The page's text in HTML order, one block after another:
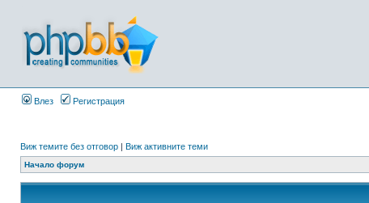
Влез Регистрация
Виж темите без отговор | Виж активните теми
Начало форум